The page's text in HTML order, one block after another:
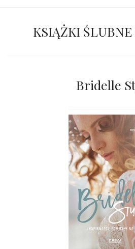
KSIĄŻKI
Bridelle